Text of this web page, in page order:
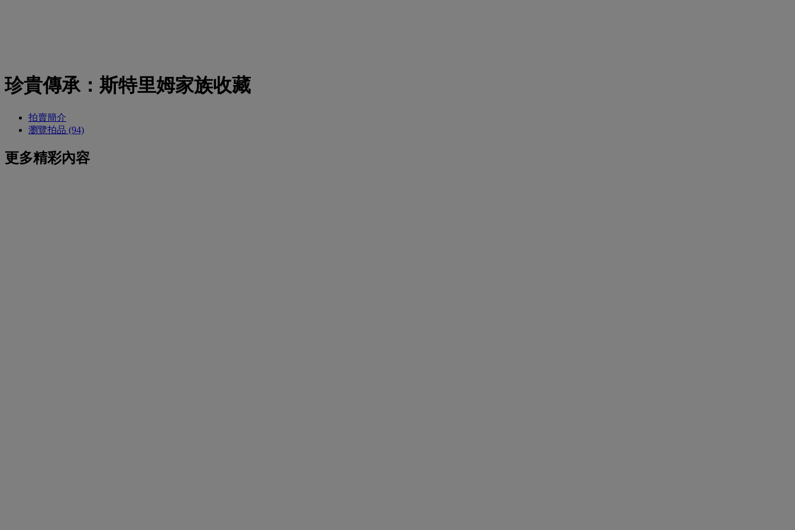
珍貴傳承：斯特里姆家族收藏
拍賣簡介
瀏覽拍品 (94)
更多精彩內容